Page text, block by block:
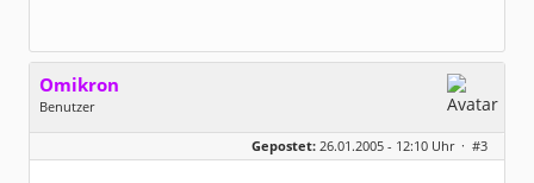
Omikron
Benutzer
Geschlecht:
keine Angabe
Homepage:
omikron.de
Gepostet: 26.01.2005 - 12:10 Uhr · #3